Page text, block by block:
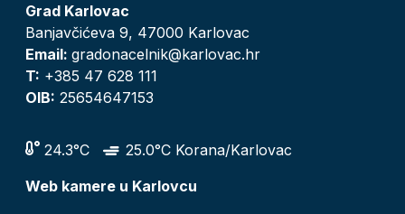
Grad Karlovac
Banjavčićeva 9, 47000 Karlovac
Email: gradonacelnik@karlovac.hr
T: +385 47 628 111
OIB: 25654647153
24.3°C
25.0°C Korana/Karlovac
Web kamere u Karlovcu